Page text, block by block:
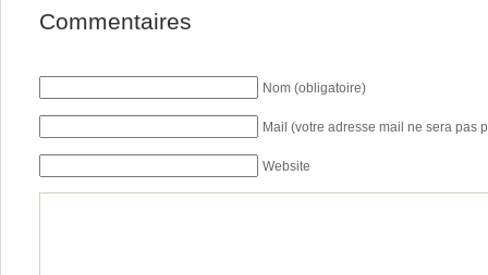
Commentaires
Nom (obligatoire)
Mail (votre adresse mail ne sera pas
Website